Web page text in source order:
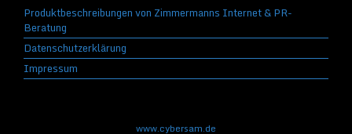
Produktbeschreibungen von Zimmermanns Internet & PR-
Beratung
Datenschutzerklärung
Impressum
www.cybersam.de